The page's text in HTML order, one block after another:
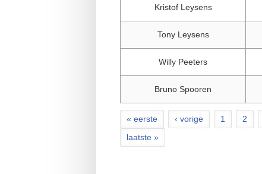
Kristof Leysens
Tony Leysens
Willy Peeters
Bruno Spooren
Pagina's
« eerste ‹ vorige 1 2
laatste »